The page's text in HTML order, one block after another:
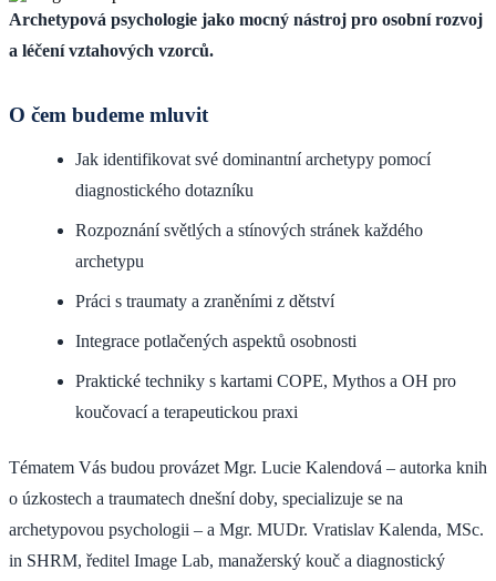
Archetypová psychologie jako mocný nástroj pro osobní rozvoj
a léčení vztahových vzorců.
O čem budeme mluvit
Jak identifikovat své dominantní archetypy pomocí
diagnostického dotazníku
Rozpoznání světlých a stínových stránek každého
archetypu
Práci s traumaty a zraněními z dětství
Integrace potlačených aspektů osobnosti
Praktické techniky s kartami COPE, Mythos a OH pro
koučovací a terapeutickou praxi
Tématem Vás budou provázet Mgr. Lucie Kalendová – autorka knih
o úzkostech a traumatech dnešní doby, specializuje se na
archetypovou psychologii – a Mgr. MUDr. Vratislav Kalenda, MSc.
in SHRM, ředitel Image Lab, manažerský kouč a diagnostický